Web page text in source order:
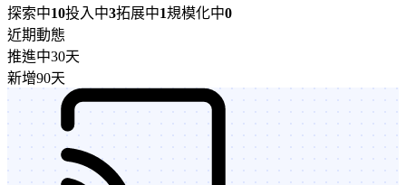
探索中10投入中3拓展中1規模化中0
近期動態
推進中30天
新增90天